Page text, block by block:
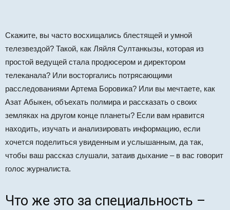
Скажите, вы часто восхищались блестящей и умной
телезвездой? Такой, как Ляйля Султанкызы, которая из
простой ведущей стала продюсером и директором
телеканала? Или восторгались потрясающими
расследованиями Артема Боровика? Или вы мечтаете, как
Азат Абыкен, объехать полмира и рассказать о своих
земляках на другом конце планеты? Если вам нравится
находить, изучать и анализировать информацию, если
хочется поделиться увиденным и услышанным, да так,
чтобы ваш рассказ слушали, затаив дыхание – в вас говорит
голос журналиста.
Что же это за специальность –